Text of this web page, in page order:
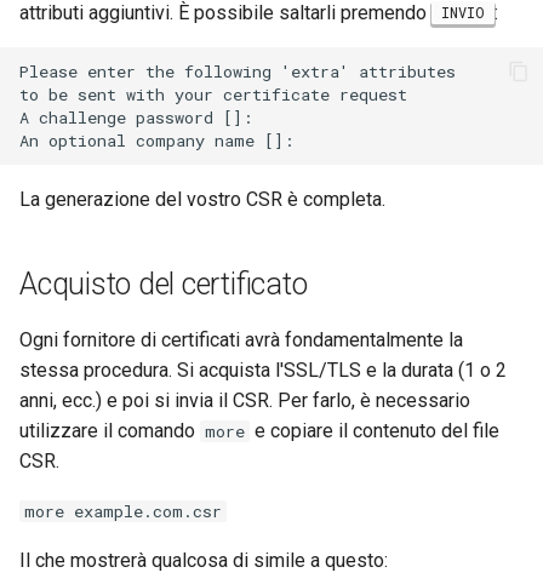
attributi aggiuntivi. È possibile saltarli premendo INVIO :
Please enter the following 'extra' attributes
to be sent with your certificate request
A challenge password []:
La generazione del vostro CSR è completa.
Acquisto del certificato
Ogni fornitore di certificati avrà fondamentalmente la
stessa procedura. Si acquista l'SSL/TLS e la durata (1 o 2
anni, ecc.) e poi si invia il CSR. Per farlo, è necessario
utilizzare il comando more e copiare il contenuto del file
CSR.
more example.com.csr
Il che mostrerà qualcosa di simile a questo: